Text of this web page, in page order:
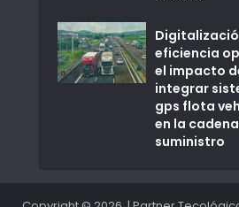
eficiencia
el impacto
integrar
gps flota
en la
suministro